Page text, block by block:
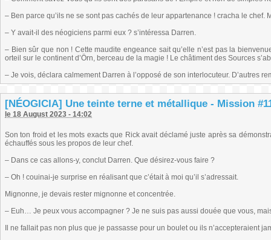
– Ben parce qu’ils ne se sont pas cachés de leur appartenance ! cracha le chef.
– Y avait-il des néogiciens parmi eux ? s’intéressa Darren.
– Bien sûr que non ! Cette maudite engeance sait qu’elle n’est pas la
orteil sur le continent d’Örn, berceau de la magie ! Le châtiment des Sources
– Je vois, déclara calmement Darren à l’opposé de son interlocuteur. D’autres
[NÉOGICIA] Une teinte terne et métallique - Mission
le 18 August 2023 - 14:02
Son ton froid et les mots exacts que Rick avait déclamé juste après sa
échauffés sous les propos de leur chef.
– Dans ce cas allons-y, conclut Darren. Que désirez-vous faire ?
– Oh ! couinai-je surprise en réalisant que c’était à moi qu’il s’adressait.
Mignonne, je devais rester mignonne et concentrée.
– Euh… Je peux vous accompagner ? Je ne suis pas aussi douée que vous,
Il ne fallait pas non plus que je passasse pour un boulet ou ils n’accepteraient